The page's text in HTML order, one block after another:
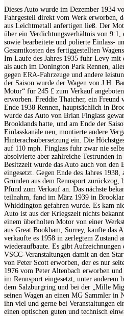
Dieses Auto wurde im Dezember 1934
Fahrgestell direkt vom Werk erworben,
aus Leichtmetall anfertigen ließ. Der
über ein Verdichtungsverhältnis von 9:1,
sowie bearbeitete und polierte Einlass-
Gesamtkosten des fertiggestellten
Im Laufe des Jahres 1935 fuhr Levy mit
als auch im Donington Park Rennen,
gegen ERA-Fahrzeuge und andere
der Saison wurde der Wagen von J.H.
Motor“ für 245 £ zum Verkauf
erworben. Freddie Thatcher, ein
Ende 1938 Rennen, hauptsächlich in
wurde das Auto von Brian Finglass
Brooklands hatte, und am Ende der
Einlasskanäle neu, montierte andere
Hinterachsübersetzung ein. Die
auf 110 mph. Finglass fuhr zwar nie
absolvierte aber zahlreiche Testrunden
Besitzzeit wurde das Auto auch von den
eingesetzt. Gegen Ende des Jahres
Gründen aus dem Rennsport
Pfund zum Verkauf an. Das nächste
teilnahm, fand im März 1939 in
Whiddington gefahren wurde. Es kam
Auto ist aus der Kriegszeit nichts
einem überholten Motor von einer
aus Great Bookham, Surrey, kaufte das
verkaufte es 1958 in zerlegtem Zustand
wiederaufbaute. Es gibt Aufzeichnungen
VSCC-Veranstaltungen damit an den
von Peter Scott erworben, der es nur
1976 vom Peter Altenbach erworben
im Rennsport eingesetzt, unter anderem
dem Salzburgring und bei der „Mille
seinen Wagen an einen MG Sammler in
ihn viel und gerne bei Veranstaltungen
einen optischen guten und technisch